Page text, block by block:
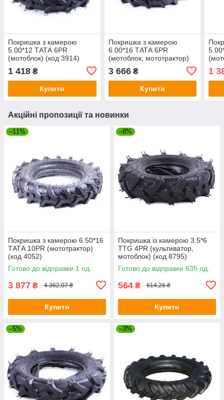
Покришка з камерою
5.00*12 ТАТА 6PR
(мотоблок) (код 3914)
1 418 ₴
Купити
Покришка з камерою
6.00*16 ТАТА 6PR
(мотоблок, мототрактор)
3 666₴
Купити
1
Акційні пропозиції та новинки
–11%
Покришка з камерою 6.50*16
ТАТА 10PR (мототрактор)
(код 4052)
Готово до відправки 1 од.
3 877 ₴ 4 362,07 ₴
Купити
–8%
Покришка із камерою 3.5*6
TTG 4PR (культиватор,
мотоблок) (код 8795)
Готово до відправки 635 од.
564 ₴ 614,26 ₴
Купити
–5% –3%